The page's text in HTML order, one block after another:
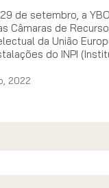
de setembro, a
Câmaras de
da União
do INPI
2022